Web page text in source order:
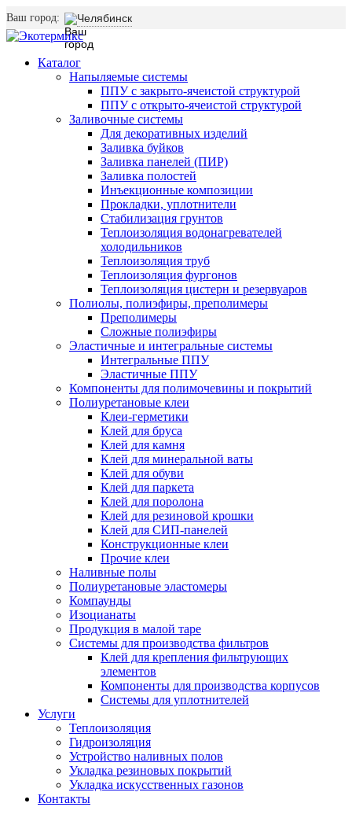
Ваш город: Челябинск
Каталог
Напыляемые системы
ППУ с закрыто-ячеистой структурой
ППУ с открыто-ячеистой структурой
Заливочные системы
Для декоративных изделий
Заливка буйков
Заливка панелей (ПИР)
Заливка полостей
Инъекционные композиции
Прокладки, уплотнители
Стабилизация грунтов
Теплоизоляция водонагревателей
холодильников
Теплоизоляция труб
Теплоизоляция фургонов
Теплоизоляция цистерн и резервуаров
Полиолы, полиэфиры, преполимеры
Преполимеры
Сложные полиэфиры
Эластичные и интегральные системы
Интегральные ППУ
Эластичные ППУ
Компоненты для полимочевины и покрытий
Полиуретановые клеи
Клеи-герметики
Клей для бруса
Клей для камня
Клей для минеральной ваты
Клей для обуви
Клей для паркета
Клей для поролона
Клей для резиновой крошки
Клей для СИП-панелей
Конструкционные клеи
Прочие клеи
Наливные полы
Полиуретановые эластомеры
Компаунды
Изоцианаты
Продукция в малой таре
Системы для производства фильтров
Клей для крепления фильтрующих
элементов
Компоненты для производства корпусов
Системы для уплотнителей
Услуги
Теплоизоляция
Гидроизоляция
Устройство наливных полов
Укладка резиновых покрытий
Укладка искусственных газонов
Контакты